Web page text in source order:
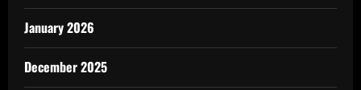
January 2026
December 2025